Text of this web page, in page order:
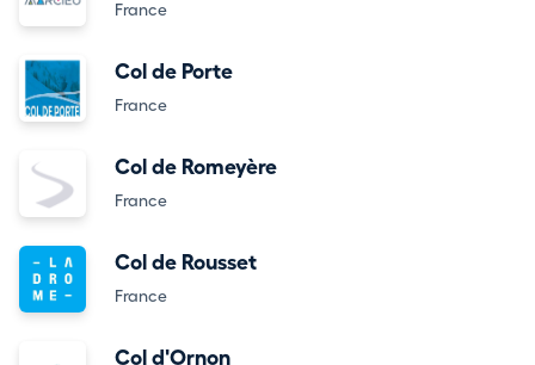
France
Col de Porte
France
Col de Romeyère
France
Col de Rousset
France
Col d'Ornon